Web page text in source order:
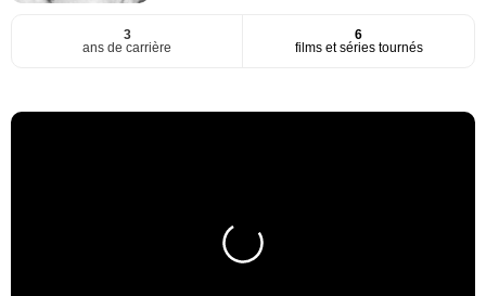
3
ans de carrière
6
films et séries tournés